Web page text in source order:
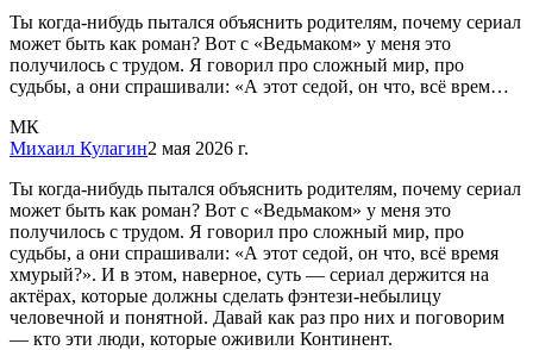
Ты когда-нибудь пытался объяснить родителям, почему сериал
может быть как роман? Вот с «Ведьмаком» у меня это
получилось с трудом. Я говорил про сложный мир, про
судьбы, а они спрашивали: «А этот седой, он что, всё врем…
МК
Михаил Кулагин2 мая 2026 г.
Ты когда-нибудь пытался объяснить родителям, почему сериал
может быть как роман? Вот с «Ведьмаком» у меня это
получилось с трудом. Я говорил про сложный мир, про
судьбы, а они спрашивали: «А этот седой, он что, всё время
хмурый?». И в этом, наверное, суть — сериал держится на
актёрах, которые должны сделать фэнтези-небылицу
человечной и понятной. Давай как раз про них и поговорим
— кто эти люди, которые оживили Континент.